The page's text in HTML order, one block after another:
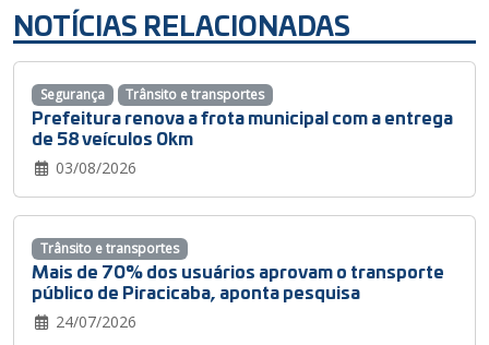
NOTÍCIAS RELACIONADAS
Prefeitura renova a frota municipal com a entrega
de 58 veículos 0km
03/08/2026
Segurança Trânsito e transportes
Mais de 70% dos usuários aprovam o transporte
público de Piracicaba, aponta pesquisa
24/07/2026
Trânsito e transportes